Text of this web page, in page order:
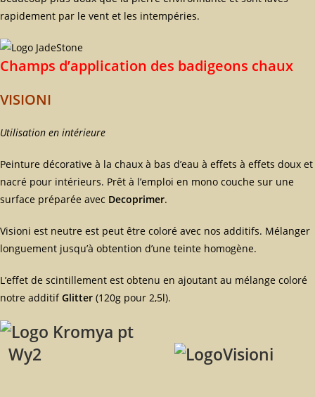
rapidement par le vent et les intempéries.
Champs d’application des badigeons chaux
VISIONI
Utilisation en intérieure
Peinture décorative à la chaux à bas d’eau à effets à effets doux et
nacré pour intérieurs. Prêt à l’emploi en mono couche sur une
surface préparée avec Decoprimer.
Visioni est neutre est peut être coloré avec nos additifs. Mélanger
longuement jusqu’à obtention d’une teinte homogène.
L’effet de scintillement est obtenu en ajoutant au mélange coloré
notre additifGlitter (120g pour 2,5l).
Wy2